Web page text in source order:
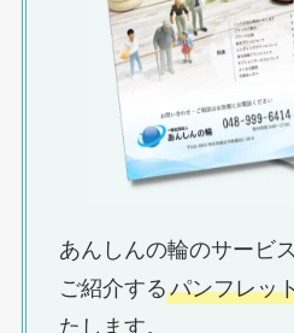
あんしんの輪のサービ
ご紹介するパンフレッ
たします。